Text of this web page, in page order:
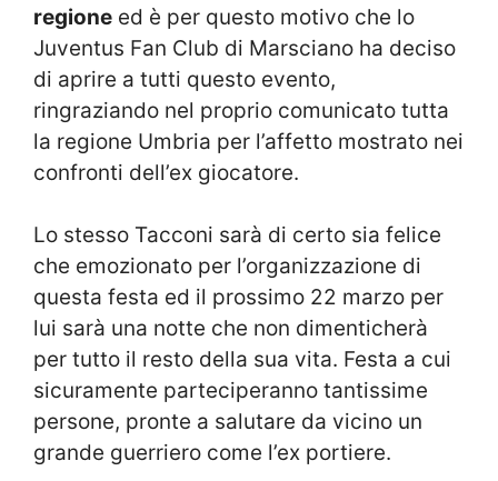
regione ed è per questo motivo che lo
Juventus Fan Club di Marsciano ha deciso
di aprire a tutti questo evento,
ringraziando nel proprio comunicato tutta
la regione Umbria per l’affetto mostrato nei
confronti dell’ex giocatore.
Lo stesso Tacconi sarà di certo sia felice
che emozionato per l’organizzazione di
questa festa ed il prossimo 22 marzo per
lui sarà una notte che non dimenticherà
per tutto il resto della sua vita. Festa a cui
sicuramente parteciperanno tantissime
persone, pronte a salutare da vicino un
grande guerriero come l’ex portiere.